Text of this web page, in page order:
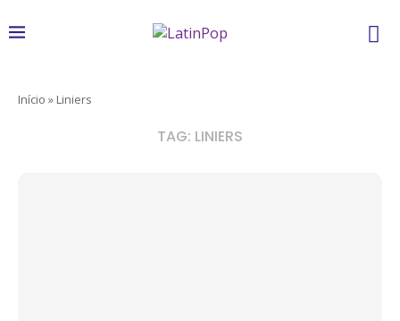
Início » Liniers
TAG: LINIERS